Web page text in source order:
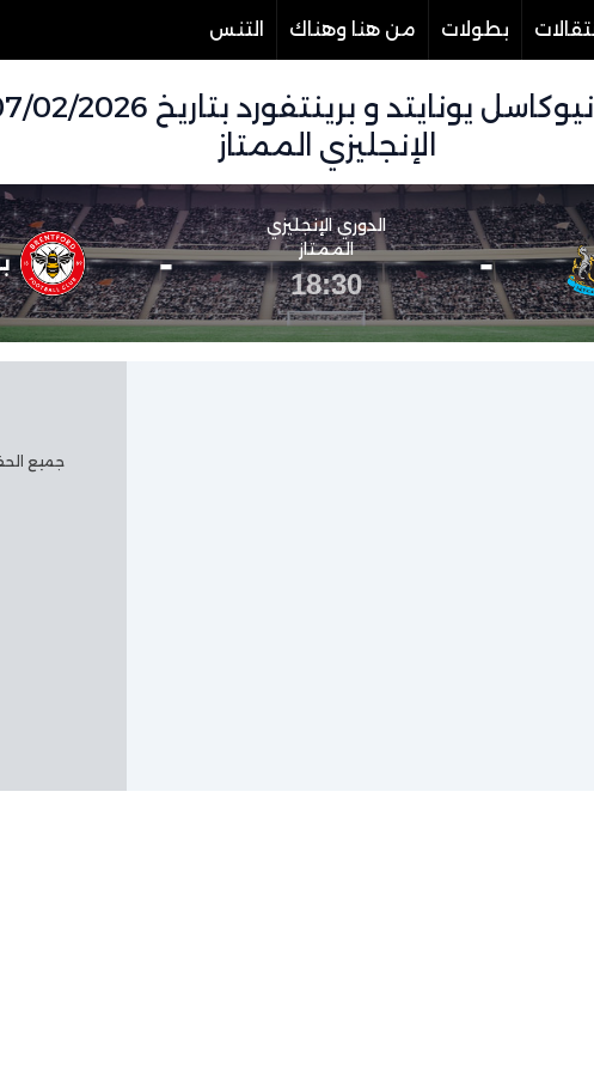
بطولات من هنا وهناك التنس
الإنجليزي الممتاز
-
الدوري الإنجليزي
الممتاز
18:30
-
جميع